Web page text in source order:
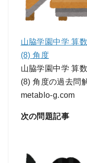
山脇学園中学 算
(8) 角度
山脇学園中学 算
(8) 角度の過去問
metablo-g.com
次の問題記事